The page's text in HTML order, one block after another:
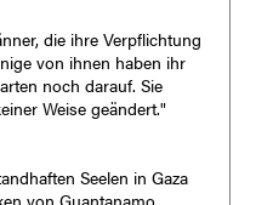
die ihre Verpflichtung
von ihnen haben ihr
noch darauf. Sie
Weise geändert."
Seelen in Gaza
von Guantanamo